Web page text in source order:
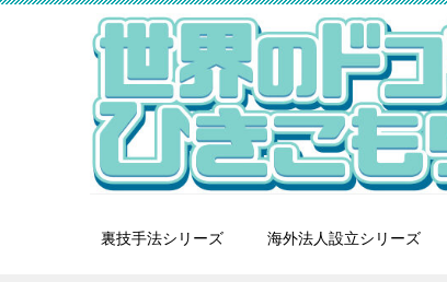
裏技手法シリーズ 海外法人設立シリーズ